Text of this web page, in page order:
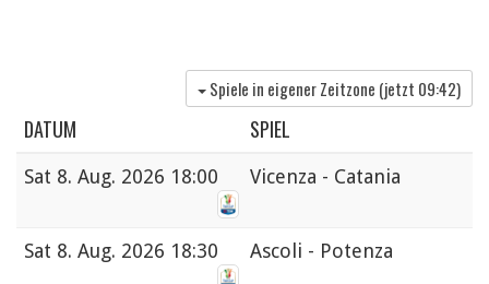
Spiele in eigener Zeitzone (jetzt 09:42)
DATUM SPIEL
Sat 8. Aug. 2026 18:00 Vicenza - Catania
Sat 8. Aug. 2026 18:30 Ascoli - Potenza